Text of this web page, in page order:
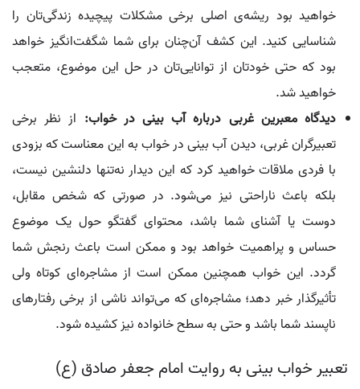
خواهید بود ریشه‌ی اصلی برخی مشکلات پیچیده زندگی‌تان را
شناسایی کنید. این کشف آن‌چنان برای شما شگفت‌انگیز خواهد
بود که حتی خودتان از توانایی‌تان در حل این موضوع، متعجب
خواهید شد.
دیدگاه معبرین غربی درباره آب بینی در خواب: از نظر برخی
تعبیرگران غربی، دیدن آب بینی در خواب به این معناست که بزودی
با فردی ملاقات خواهید کرد که این دیدار نه‌تنها دلنشین نیست،
بلکه باعث ناراحتی نیز می‌شود. در صورتی که شخص مقابل،
دوست یا آشنای شما باشد، محتوای گفتگو حول یک موضوع
حساس و پراهمیت خواهد بود و ممکن است باعث رنجش شما
گردد. این خواب همچنین ممکن است از مشاجره‌ای کوتاه ولی
تأثیرگذار خبر دهد؛ مشاجره‌ای که می‌تواند ناشی از برخی رفتارهای
ناپسند شما باشد و حتی به سطح خانواده نیز کشیده شود.
تعبیر خواب بینی به روایت امام جعفر صادق (ع)